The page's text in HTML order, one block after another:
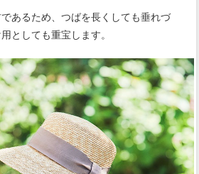
あるため、つばを長くしても垂れづ
としても重宝します。